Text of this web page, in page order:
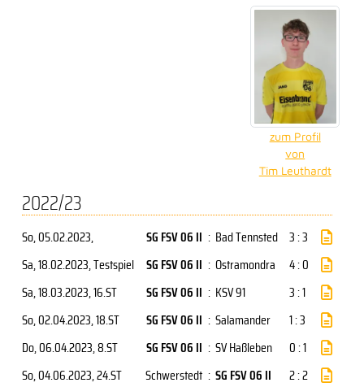
zum Profil
von
Tim Leuthardt
2022/23
So, 05.02.2023, SG FSV 06 II : Bad Tennsted 3 : 3
Sa, 18.02.2023, Testspiel SG FSV 06 II : Ostramondra
4 : 0
Sa, 18.03.2023, 16.ST SG FSV 06 II : KSV 91
3 : 1
So, 02.04.2023, 18.ST SG FSV 06 II : Salamander
1 : 3
Do, 06.04.2023, 8.ST SG FSV 06 II : SV Haßleben
0 : 1
So, 04.06.2023, 24.ST Schwerstedt : SG FSV 06 II 2 : 2